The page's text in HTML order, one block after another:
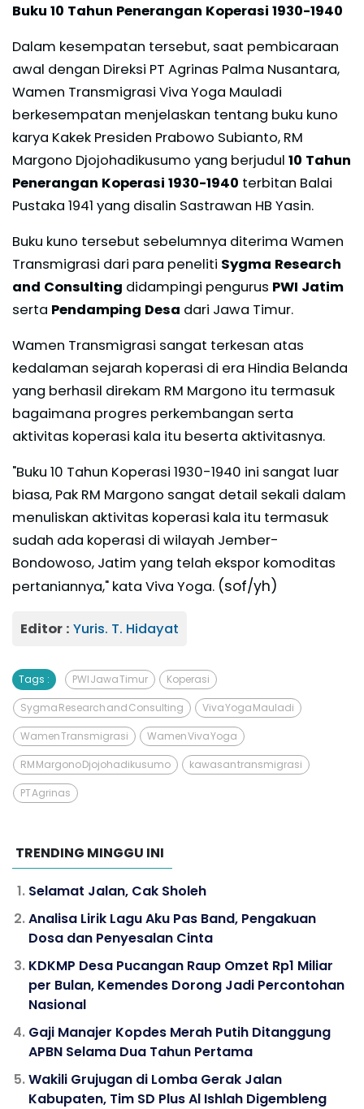
Buku 10 Tahun Penerangan Koperasi 1930-1940
Dalam kesempatan tersebut, saat pembicaraan
awal dengan Direksi PT Agrinas Palma Nusantara,
Wamen Transmigrasi Viva Yoga Mauladi
berkesempatan menjelaskan tentang buku kuno
karya Kakek Presiden Prabowo Subianto, RM
Margono Djojohadikusumo yang berjudul 10 Tahun
Penerangan Koperasi 1930-1940 terbitan Balai
Pustaka 1941 yang disalin Sastrawan HB Yasin.
Buku kuno tersebut sebelumnya diterima Wamen
Transmigrasi dari para peneliti Sygma Research
and Consulting didampingi pengurus PWI Jatim
serta Pendamping Desa dari Jawa Timur.
Wamen Transmigrasi sangat terkesan atas
kedalaman sejarah koperasi di era Hindia Belanda
yang berhasil direkam RM Margono itu termasuk
bagaimana progres perkembangan serta
aktivitas koperasi kala itu beserta aktivitasnya.
"Buku 10 Tahun Koperasi 1930-1940 ini sangat luar
biasa, Pak RM Margono sangat detail sekali dalam
menuliskan aktivitas koperasi kala itu termasuk
sudah ada koperasi di wilayah Jember-
Bondowoso, Jatim yang telah ekspor komoditas
pertaniannya," kata Viva Yoga. (sof/yh)
Editor : Yuris. T. Hidayat
Tags : PWI Jawa Timur Koperasi
Sygma Research and Consulting Viva Yoga Mauladi
Wamen Transmigrasi Wamen Viva Yoga
RM Margono Djojohadikusumo kawasan transmigrasi
PT Agrinas
TRENDING MINGGU INI
Selamat Jalan, Cak Sholeh
Analisa Lirik Lagu Aku Pas Band, Pengakuan
Dosa dan Penyesalan Cinta
KDKMP Desa Pucangan Raup Omzet Rp1 Miliar
per Bulan, Kemendes Dorong Jadi Percontohan
Nasional
Gaji Manajer Kopdes Merah Putih Ditanggung
APBN Selama Dua Tahun Pertama
Wakili Grujugan di Lomba Gerak Jalan
Kabupaten, Tim SD Plus Al Ishlah Digembleng